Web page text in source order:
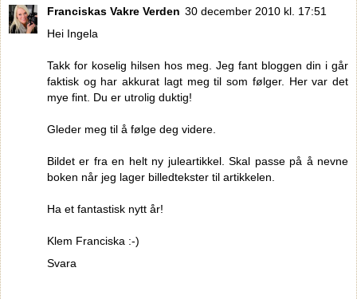
Franciskas Vakre Verden 30 december 2010 kl. 17:51
Hei Ingela
Takk for koselig hilsen hos meg. Jeg fant bloggen din i går
faktisk og har akkurat lagt meg til som følger. Her var det
mye fint. Du er utrolig duktig!
Gleder meg til å følge deg videre.
Bildet er fra en helt ny juleartikkel. Skal passe på å nevne
boken når jeg lager billedtekster til artikkelen.
Ha et fantastisk nytt år!
Klem Franciska :-)
Svara